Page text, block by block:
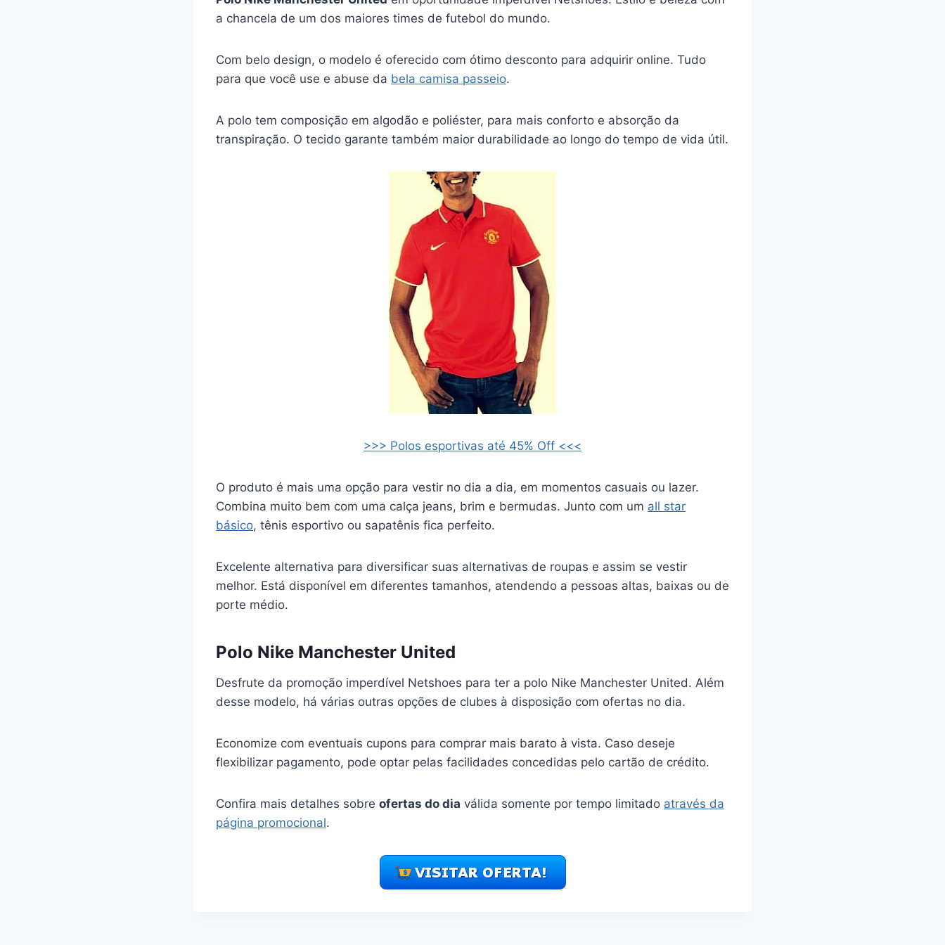
a chancela de um dos maiores times de futebol do mundo.
Com belo design, o modelo é oferecido com ótimo desconto para adquirir online. Tudo
para que você use e abuse da bela camisa passeio.
A polo tem composição em algodão e poliéster, para mais conforto e absorção da
transpiração. O tecido garante também maior durabilidade ao longo do tempo de vida útil.
>>> Polos esportivas até 45% Off <<<
O produto é mais uma opção para vestir no dia a dia, em momentos casuais ou lazer.
Combina muito bem com uma calça jeans, brim e bermudas. Junto com um all star
básico, tênis esportivo ou sapatênis fica perfeito.
Excelente alternativa para diversificar suas alternativas de roupas e assim se vestir
melhor. Está disponível em diferentes tamanhos, atendendo a pessoas altas, baixas ou de
porte médio.
Polo Nike Manchester United
Desfrute da promoção imperdível Netshoes para ter a polo Nike Manchester United. Além
desse modelo, há várias outras opções de clubes à disposição com ofertas no dia.
Economize com eventuais cupons para comprar mais barato à vista. Caso deseje
flexibilizar pagamento, pode optar pelas facilidades concedidas pelo cartão de crédito.
Confira mais detalhes sobre ofertas do dia válida somente por tempo limitado através da
página promocional.